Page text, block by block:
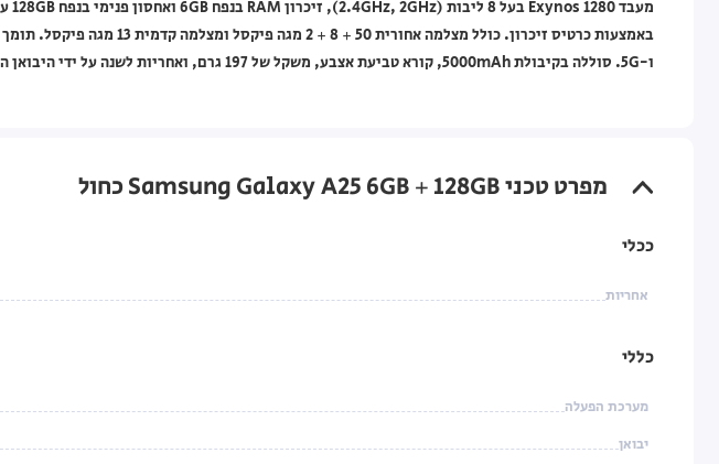
ו-5G. סוללה בקיבולת 5000mAh, קורא טביעת אצבע, משקל של 197 גרם, ואחריות לשנה על ידי היבואן הרשמי.
מפרט טכני Samsung Galaxy A25 6GB + 128GB כחול
ככלי
אחריות
כללי
מערכת הפעלה
יבואן